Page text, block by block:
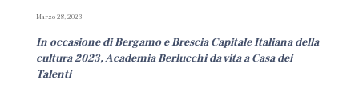
Marzo 28, 2023
In occasione di Bergamo e Brescia Capitale Italiana della
cultura 2023, Academia Berlucchi da vita a Casa dei
Talenti